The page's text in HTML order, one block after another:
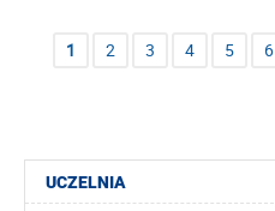
1 2 3 4 5 6
UCZELNIA